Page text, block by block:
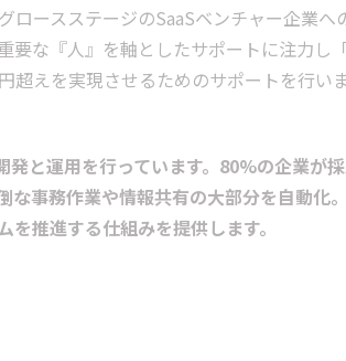
ロースステージのSaaSベンチャー企業へ
要な『人』を軸としたサポートに注力し
えを実現させるためのサポートを行いま
と運用を行っています。80%の企業が
な事務作業や情報共有の大部分を自動化
推進する仕組みを提供します。